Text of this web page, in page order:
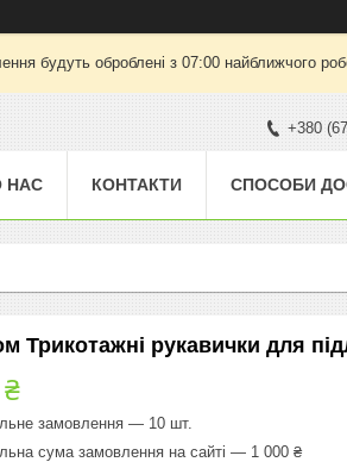
будуть оброблені з 07:00 найближчого
+380
НАС КОНТАКТИ СПОСОБИ
Трикотажні рукавички для
замовлення — 10 шт.
сума замовлення на сайті — 1 000 ₴